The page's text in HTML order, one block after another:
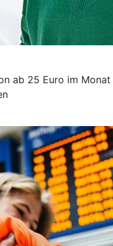
ab 25 Euro im Monat